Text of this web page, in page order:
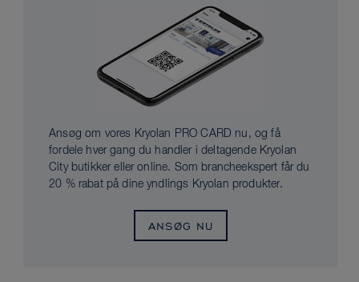
Ansøg om vores Kryolan PRO CARD nu, og få
fordele hver gang du handler i deltagende Kryolan
City butikker eller online. Som brancheekspert får du
20 % rabat på dine yndlings Kryolan produkter.
ANSØG NU